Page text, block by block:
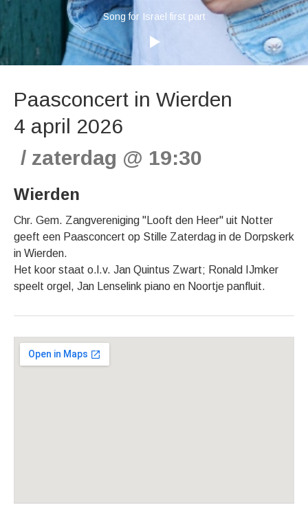
Audiospeler
Song for Israel first part
Paasconcert in Wierden
4 april 2026
zaterdag @ 19:30
Wierden
Chr. Gem. Zangvereniging "Looft den Heer" uit Notter
geeft een Paasconcert op Stille Zaterdag in de Dorpskerk
in Wierden.
Het koor staat o.l.v. Jan Quintus Zwart; Ronald IJmker
speelt orgel, Jan Lenselink piano en Noortje panfluit.